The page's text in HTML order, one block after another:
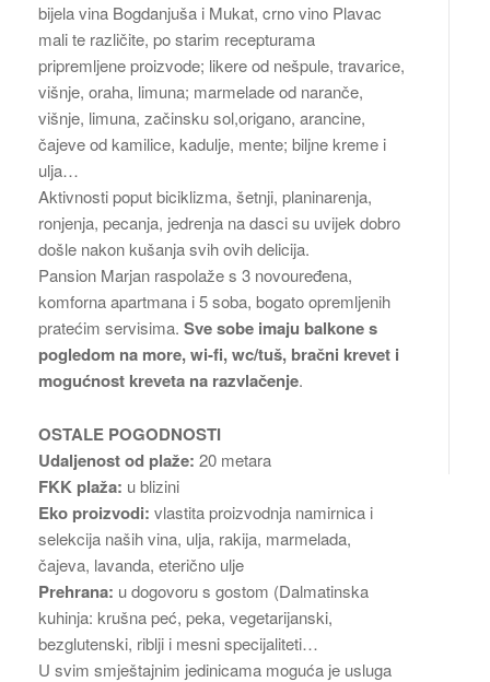
bijela vina Bogdanjuša i Mukat, crno vino Plavac
mali te različite, po starim recepturama
pripremljene proizvode; likere od nešpule, travarice,
višnje, oraha, limuna; marmelade od naranče,
višnje, limuna, začinsku sol,origano, arancine,
čajeve od kamilice, kadulje, mente; biljne kreme i
ulja…
Aktivnosti poput biciklizma, šetnji, planinarenja,
ronjenja, pecanja, jedrenja na dasci su uvijek dobro
došle nakon kušanja svih ovih delicija.
Pansion Marjan raspolaže s 3 novouređena,
komforna apartmana i 5 soba, bogato opremljenih
pratećim servisima. Sve sobe imaju balkone s
pogledom na more, wi-fi, wc/tuš, bračni krevet i
mogućnost kreveta na razvlačenje.
OSTALE POGODNOSTI
Udaljenost od plaže: 20 metara
FKK plaža: u blizini
Eko proizvodi: vlastita proizvodnja namirnica i
selekcija naših vina, ulja, rakija, marmelada,
čajeva, lavanda, eterično ulje
Prehrana: u dogovoru s gostom (Dalmatinska
kuhinja: krušna peć, peka, vegetarijanski,
bezglutenski, riblji i mesni specijaliteti…
U svim smještajnim jedinicama moguća je usluga